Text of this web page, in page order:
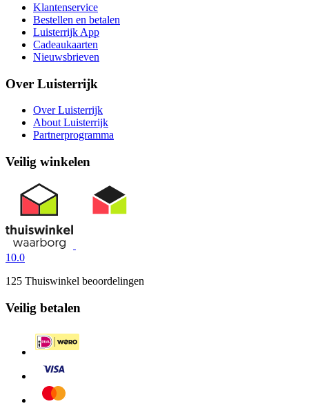
Klantenservice
Bestellen en betalen
Luisterrijk App
Cadeaukaarten
Nieuwsbrieven
Over Luisterrijk
Over Luisterrijk
About Luisterrijk
Partnerprogramma
Veilig winkelen
10.0
125 Thuiswinkel beoordelingen
Veilig betalen